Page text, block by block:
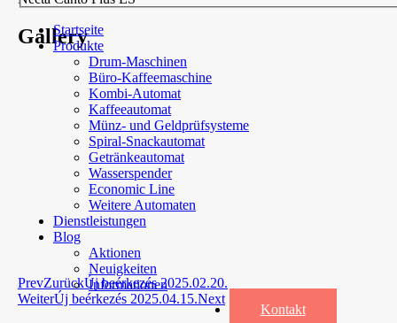
Startseite
Produkte
Drum-Maschinen
Büro-Kaffeemaschine
Kombi-Automat
Kaffeeautomat
Münz- und Geldprüfsysteme
Spiral-Snackautomat
Getränkeautomat
Wasserspender
Economic Line
Weitere Automaten
Dienstleistungen
Blog
Aktionen
Neuigkeiten
Informationen
Kontakt
Gallery
PrevZurückÚj beérkezés 2025.02.20.
WeiterÚj beérkezés 2025.04.15.Next